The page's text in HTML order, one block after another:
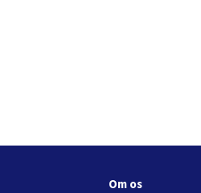
Om os